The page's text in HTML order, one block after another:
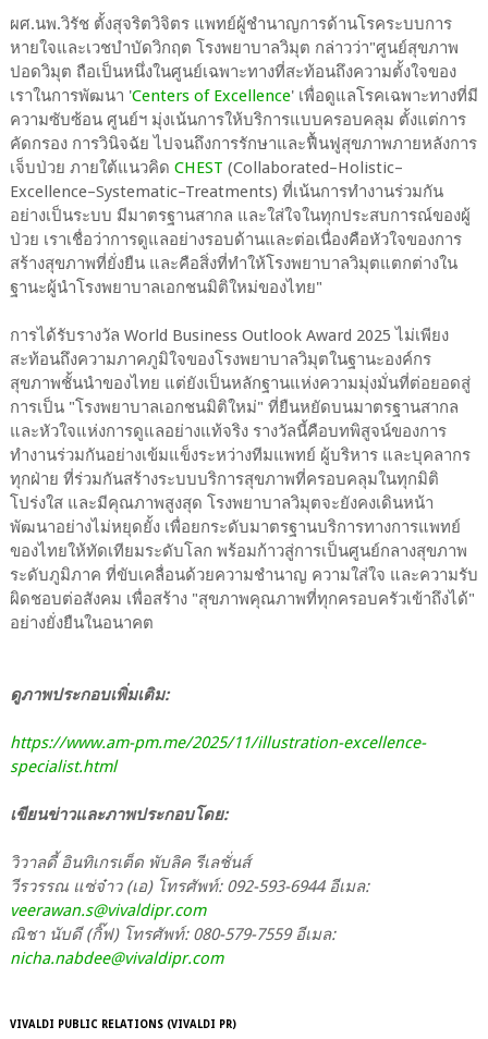
ผศ.นพ.วิรัช ตั้งสุจริตวิจิตร แพทย์ผู้ชำนาญการด้านโรคระบบการ
หายใจและเวชบำบัดวิกฤต โรงพยาบาลวิมุต กล่าวว่า"ศูนย์สุขภาพ
ปอดวิมุต ถือเป็นหนึ่งในศูนย์เฉพาะทางที่สะท้อนถึงความตั้งใจของ
เราในการพัฒนา 'Centers of Excellence' เพื่อดูแลโรคเฉพาะทางที่มี
ความซับซ้อน ศูนย์ฯ มุ่งเน้นการให้บริการแบบครอบคลุม ตั้งแต่การ
คัดกรอง การวินิจฉัย ไปจนถึงการรักษาและฟื้นฟูสุขภาพภายหลังการ
เจ็บป่วย ภายใต้แนวคิด CHEST (Collaborated–Holistic–
Excellence–Systematic–Treatments) ที่เน้นการทำงานร่วมกัน
อย่างเป็นระบบ มีมาตรฐานสากล และใส่ใจในทุกประสบการณ์ของผู้
ป่วย เราเชื่อว่าการดูแลอย่างรอบด้านและต่อเนื่องคือหัวใจของการ
สร้างสุขภาพที่ยั่งยืน และคือสิ่งที่ทำให้โรงพยาบาลวิมุตแตกต่างใน
ฐานะผู้นำโรงพยาบาลเอกชนมิติใหม่ของไทย"
การได้รับรางวัล World Business Outlook Award 2025 ไม่เพียง
สะท้อนถึงความภาคภูมิใจของโรงพยาบาลวิมุตในฐานะองค์กร
สุขภาพชั้นนำของไทย แต่ยังเป็นหลักฐานแห่งความมุ่งมั่นที่ต่อยอดสู่
การเป็น "โรงพยาบาลเอกชนมิติใหม่" ที่ยืนหยัดบนมาตรฐานสากล
และหัวใจแห่งการดูแลอย่างแท้จริง รางวัลนี้คือบทพิสูจน์ของการ
ทำงานร่วมกันอย่างเข้มแข็งระหว่างทีมแพทย์ ผู้บริหาร และบุคลากร
ทุกฝ่าย ที่ร่วมกันสร้างระบบบริการสุขภาพที่ครอบคลุมในทุกมิติ
โปร่งใส และมีคุณภาพสูงสุด โรงพยาบาลวิมุตจะยังคงเดินหน้า
พัฒนาอย่างไม่หยุดยั้ง เพื่อยกระดับมาตรฐานบริการทางการแพทย์
ของไทยให้ทัดเทียมระดับโลก พร้อมก้าวสู่การเป็นศูนย์กลางสุขภาพ
ระดับภูมิภาค ที่ขับเคลื่อนด้วยความชำนาญ ความใส่ใจ และความรับ
ผิดชอบต่อสังคม เพื่อสร้าง "สุขภาพคุณภาพที่ทุกครอบครัวเข้าถึงได้"
อย่างยั่งยืนในอนาคต
ดูภาพประกอบเพิ่มเติม:
https://www.am-pm.me/2025/11/illustration-excellence-
specialist.html
เขียนข่าวและภาพประกอบโดย:
วิวาลดี้ อินทิเกรเต็ด พับลิค รีเลชั่นส์
วีรวรรณ แซ่จ๋าว (เอ) โทรศัพท์: 092-593-6944 อีเมล:
veerawan.s@vivaldipr.com
ณิชา นับดี (กิ๊ฟ) โทรศัพท์: 080-579-7559 อีเมล:
nicha.nabdee@vivaldipr.com
VIVALDI PUBLIC RELATIONS (VIVALDI PR)